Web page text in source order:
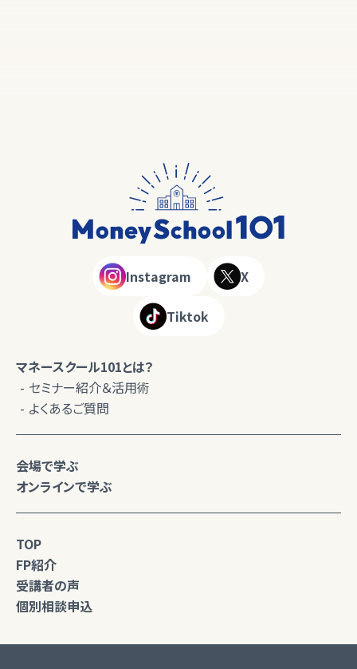
Instagram X
Tiktok
マネースクール101とは？
セミナー紹介＆活用術
よくあるご質問
会場で学ぶ
オンラインで学ぶ
TOP
FP紹介
受講者の声
個別相談申込